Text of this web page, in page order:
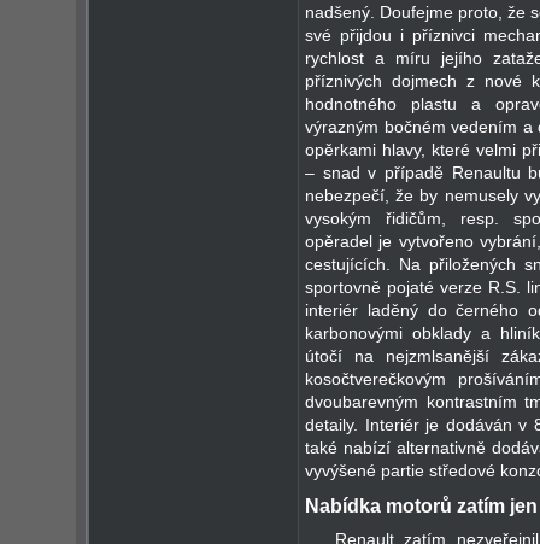
nadšený. Doufejme proto, že
své přijdou i příznivci
rychlost a míru jejího
příznivých dojmech z nové
hodnotného plastu a
výrazným bočném vedením a
opěrkami hlavy, které velmi
– snad v případě Renaultu
nebezpečí, že by nemusely
vysokým řidičům, resp.
opěradel je vytvořeno
cestujících. Na přiložených
sportovně pojaté verze R.S.
interiér laděný do černého
karbonovými obklady a
útočí na nejzmlsanější
kosočtverečkovým
dvoubarevným kontrastním
detaily. Interiér je dodáván v
také nabízí alternativně
vyvýšené partie středové
Nabídka motorů zatím
Renault zatím